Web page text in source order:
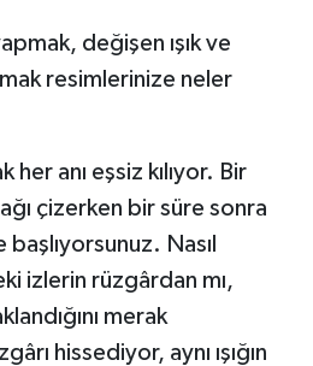
değişen ışık ve
resimlerinize neler
her anı eşsiz kılıyor. Bir
çizerken bir süre sonra
Nasıl
izlerin rüzgârdan mı,
merak
hissediyor, aynı ışığın